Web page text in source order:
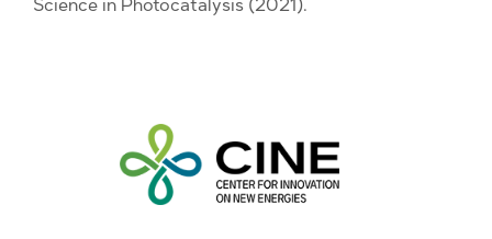
Science in Photocatalysis (2021).